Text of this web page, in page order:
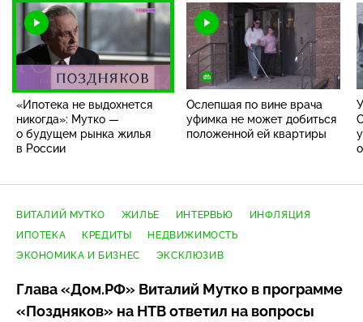
«Ипотека не выдохнется
никогда»: Мутко —
о будущем рынка жилья
в России
Ослепшая по вине врача
уфимка не может добиться
положенной ей квартиры
ВИТАЛИЙ МУТКО ЖИЛЬЕ ИНТЕРВЬЮ
ИНФЛЯЦИЯ
ИПОТЕКА
КРЕДИТЫ
НЕДВИЖИМОСТЬ
ЭКОНОМИКА И БИЗНЕС
ЭКСКЛЮЗИВ
Глава «Дом.РФ» Виталий Мутко в программе
«Поздняков» на НТВ ответил на вопросы